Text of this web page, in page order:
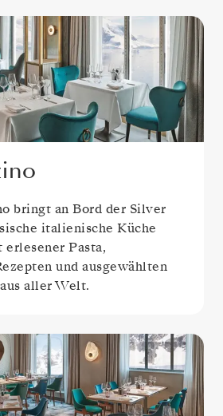
bringt an Bord der Silver
italienische Küche
Pasta,
und ausgewählten
aller Welt.